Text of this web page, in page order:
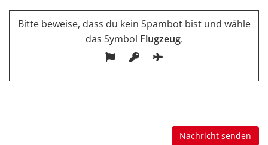
Bitte beweise, dass du kein Spambot bist und wähle
das Symbol Flugzeug.